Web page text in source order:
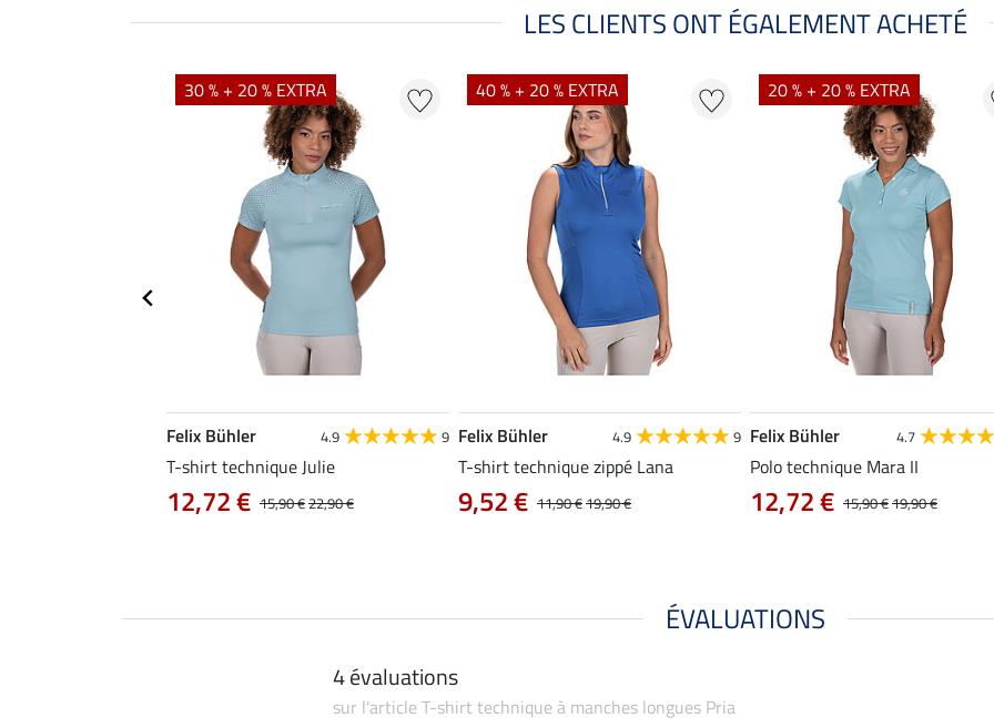
LES CLIENTS ONT ÉGALEMENT ACHETÉ
30 % + 20 % EXTRA
Felix Bühler 4.9 9
T-shirt technique Julie
15,90 €22,90 €
12,72 €
40 % + 20 % EXTRA
Felix Bühler 4.9 9
T-shirt technique zippé Lana
11,90 €19,90 €
9,52 €
20 % + 20 % EXTRA
Felix Bühler 4.7
Polo technique Mara II
15,90 €19,90 €
12,72 €
ÉVALUATIONS
4 évaluations
sur l'article T-shirt technique à manches longues Pria